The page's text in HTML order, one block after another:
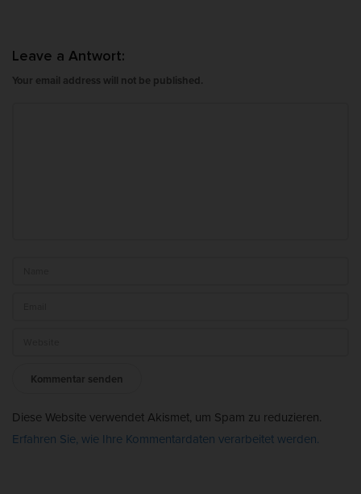
Leave a Antwort:
Your email address will not be published.
Diese Website verwendet Akismet, um Spam zu reduzieren.
Erfahren Sie, wie Ihre Kommentardaten verarbeitet werden.